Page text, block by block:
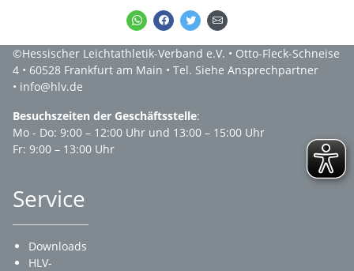
©Hessischer Leichtathletik-Verband e.V. • Otto-Fleck-Schneise
4 • 60528 Frankfurt am Main • Tel. Siehe Ansprechpartner
• info@hlv.de
Besuchszeiten der Geschäftsstelle:
Mo - Do: 9:00 – 12:00 Uhr und 13:00 – 15:00 Uhr
Fr: 9:00 – 13:00 Uhr
Service
Downloads
HLV-